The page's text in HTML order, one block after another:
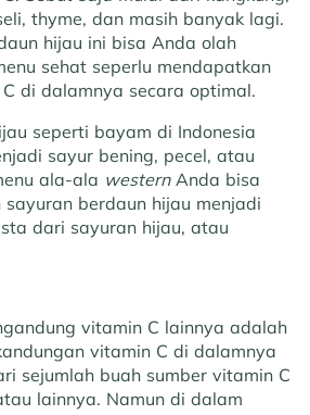
thyme, dan masih banyak lagi.
hijau ini bisa Anda olah
sehat seperlu mendapatkan
di dalamnya secara optimal.
seperti bayam di Indonesia
sayur bening, pecel, atau
ala-ala westernAnda bisa
sayuran berdaun hijau menjadi
dari sayuran hijau, atau
vitamin C lainnya adalah
vitamin C di dalamnya
sejumlah buah sumber vitamin C
lainnya. Namun di dalam